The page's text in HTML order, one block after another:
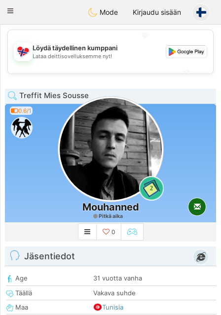
EkteNordmenn
Toggle
Mode Kirjaudu sisään
💖
💕
Löydä täydellinen kumppani
Lataa deittisovelluksemme nyt!
Treffit Mies Sousse
0.6/1
2
Mouhanned
Pitkä aika
0
Jäsentiedot
Age
31 vuotta vanha
Täällä
Vakava suhde
Maa
Tunisia